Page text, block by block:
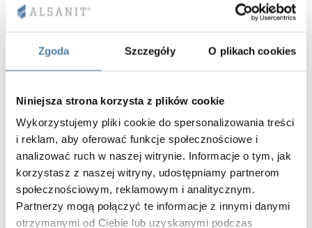
Zgoda Szczegóły O plikach cookies
Niniejsza strona korzysta z plików cookie
Wykorzystujemy pliki cookie do spersonalizowania treści
i reklam, aby oferować funkcje społecznościowe i
analizować ruch w naszej witrynie. Informacje o tym, jak
korzystasz z naszej witryny, udostępniamy partnerom
społecznościowym, reklamowym i analitycznym.
Partnerzy mogą połączyć te informacje z innymi danymi
otrzymanymi od Ciebie lub uzyskanymi podczas
Wszystkie metalowe elementy są więc
komponowały się z drzwiami z
szafkami z płyty
zastosowania modułowej budowy, metalowe
szafki mogą być wzbogacone o elementy
zwiększające ich funkcjonalność, takie jak
maskownice, blendy maskujące, lustra czy
ogranicznik otwarcia. Każdy system szaf
powinien też być odpowiednio ponumerowany.
Cyfry można nanieść na fronty w postaci